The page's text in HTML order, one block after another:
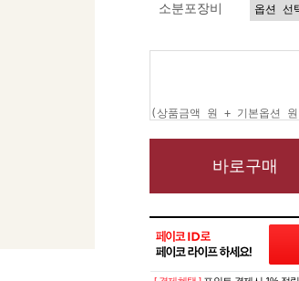
소분포장비
(상품금액 원 + 기본옵션
바로구매